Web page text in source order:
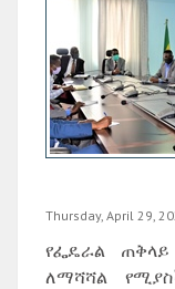
Thursday, April 29,
የፌዴራል
ለማሻሻል